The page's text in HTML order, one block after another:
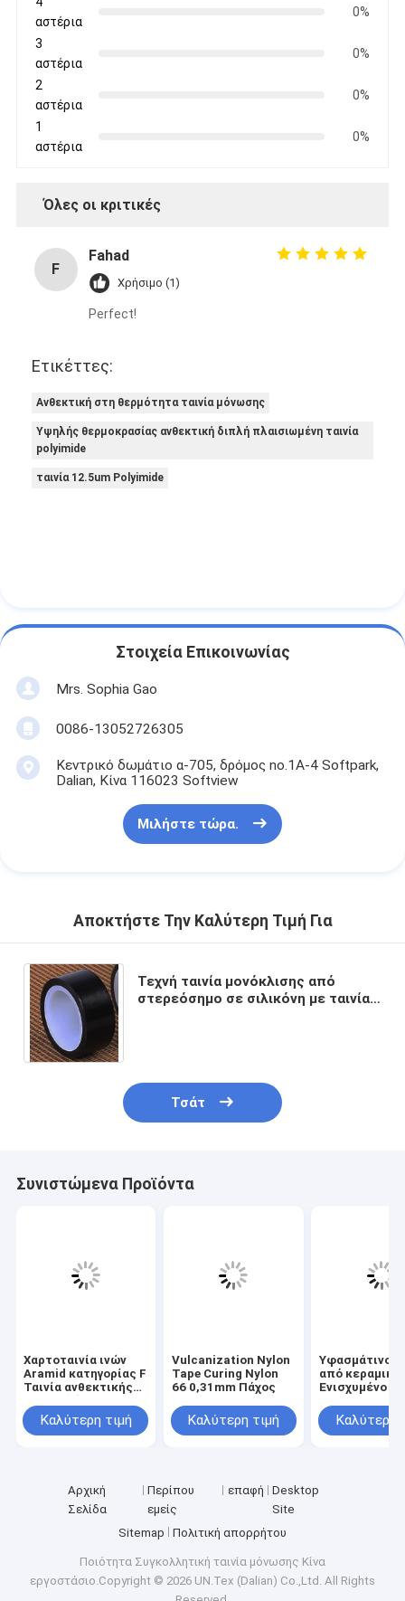
αστέρια
0%
3
αστέρια
0%
2
αστέρια
0%
1
αστέρια
0%
Όλες οι κριτικές
F
Fahad
Χρήσιμο (1)
Perfect!
Ετικέττες:
Ανθεκτική στη θερμότητα ταινία μόνωσης
Υψηλής θερμοκρασίας ανθεκτική διπλή πλαισιωμένη ταινία
polyimide
ταινία 12.5um Polyimide
Στοιχεία Επικοινωνίας
Mrs. Sophia Gao
0086-13052726305
Κεντρικό δωμάτιο α-705, δρόμος no.1A-4 Softpark,
Dalian, Κίνα 116023 Softview
Μιλήστε τώρα.
Αποκτήστε Την Καλύτερη Τιμή Για
Τεχνή ταινία μονόκλισης από
στερεόσημο σε σιλικόνη με ταινία
Τσάτ
Συνιστώμενα Προϊόντα
Χαρτοταινία ινών
Aramid κατηγορίας F
Ταινία ανθεκτικής
θερμοκρασίες
Καλύτερη τιμή
Vulcanization Nylon
Tape Curing Nylon
66 0,31mm Πάχος
Καλύτερη τιμή
Υφασμάτινο
από
Ενισχυμένο
Καλύτερη
Αρχική
Σελίδα
Περίπου
εμείς
επαφή
Desktop
Site
Sitemap
Πολιτική απορρήτου
Ποιότητα Συγκολλητική ταινία μόνωσης Κίνα
εργοστάσιο.Copyright © 2026 UN.Tex (Dalian) Co.,Ltd. All Rights